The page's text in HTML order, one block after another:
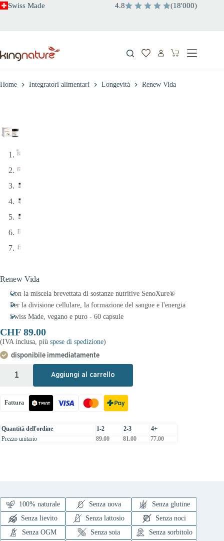
SaltaSwiss Made 4.8 (18'000)
Carrello
Home Integratori alimentari Longevità Renew Vida
Renew Vida
Con la miscela brevettata di sostanze nutritive SenoXure®
Per la divisione cellulare, la formazione del sangue e l'energia
Swiss Made, vegano e puro - 60 capsule
CHF 89.00
(IVA inclusa, più spese di spedizione)
disponibile immediatamente
Aggiungi al carrello
Fattura
Quantità dell'ordine 1-2 2-3
4+
Prezzo unitario
89.00 81.00 77.00
100% naturale Senza uova
Senza glutine
Senza lievito
Senza lattosio
Senza noci
Senza OGM
Senza soia
Senza sorbitolo